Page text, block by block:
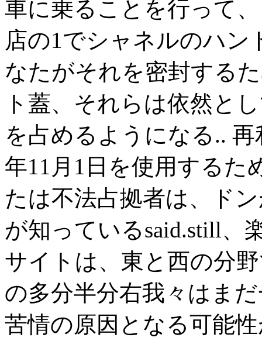
車に乗ることを行って
店の1でシャネルのハン
なたがそれを密封する
ト蓋、それらは依然と
を占めるようになる.. 再
年11月1日を使用するた
たは不法占拠者は、ド
が知っているsaid.still、
サイトは、東と西の分
の多分半分右我々はま
苦情の原因となる可能